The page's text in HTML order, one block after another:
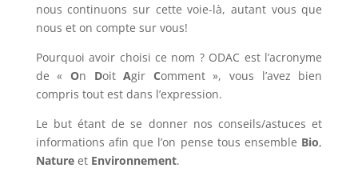
nous continuons sur cette voie-là, autant vous que
nous et on compte sur vous!
Pourquoi avoir choisi ce nom ? ODAC est l’acronyme
de « On DoitAgir Comment », vous l’avez bien
compris tout est dans l’expression.
Le but étant de se donner nos conseils/astuces et
informations afin que l’on pense tous ensemble Bio,
Natureet Environnement.